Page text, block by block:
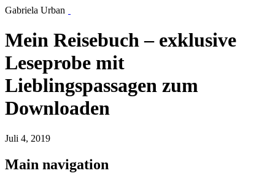
Gabriela Urban
Mein Reisebuch – exklusive
Leseprobe mit
Lieblingspassagen zum
Downloaden
Juli 4, 2019
Main navigation